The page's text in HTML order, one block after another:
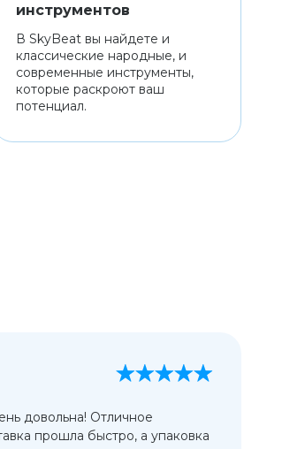
инструментов
В SkyBeat вы найдете и
классические народные, и
современные инструменты,
которые раскроют ваш
потенциал.
довольна! Отличное
прошла быстро, а упаковка